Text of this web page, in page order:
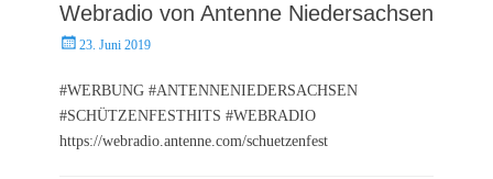
Webradio von Antenne Niedersachsen
Posted23. Juni 2019
#WERBUNG #ANTENNENIEDERSACHSEN
#SCHÜTZENFESTHITS #WEBRADIO
https://webradio.antenne.com/schuetzenfest